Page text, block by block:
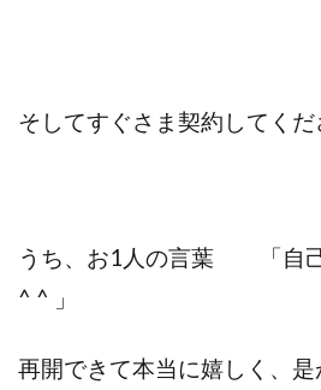
そしてすぐさま契約してくだ
うち、お1人の言葉 「自
^ ^ 」
再開できて本当に嬉しく、